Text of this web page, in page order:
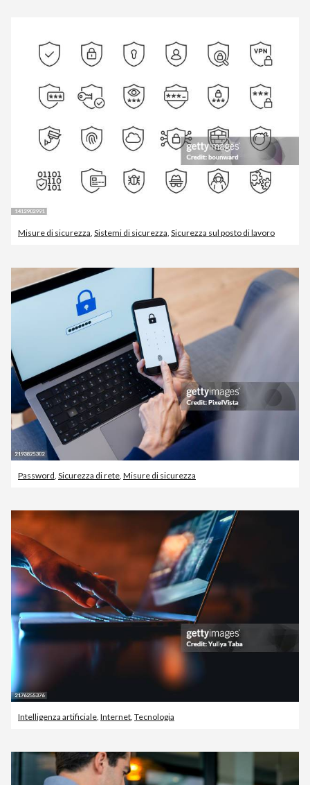
Misure di sicurezza, Sistemi di sicurezza, Sicurezza sul posto di lavoro
Password Sicurezza di rete Misure di sicurezza
Intelligenza artificiale, Internet, Tecnologia